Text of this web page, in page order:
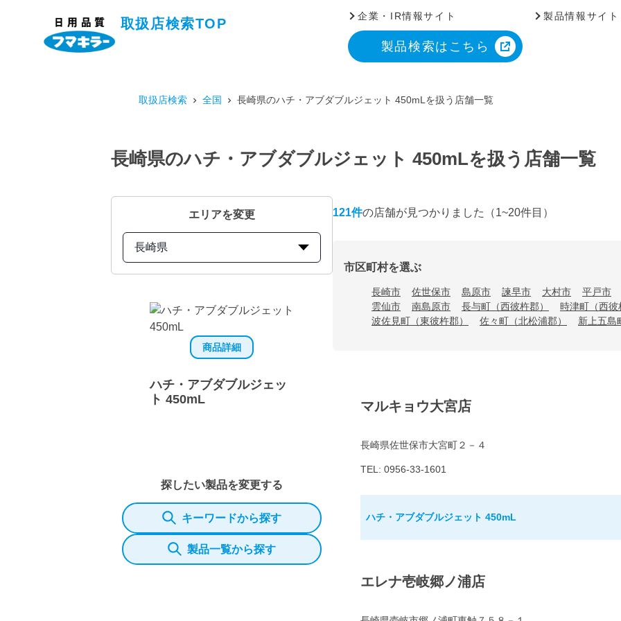
取扱店検索TOP
企業・IR情報サイト 製品情報サイト
製品検索はこちら
取扱店検索 全国 長崎県のハチ・アブダブルジェット 450mLを扱う店舗一覧
長崎県のハチ・アブダブルジェット 450mLを扱う店舗一覧
エリアを変更
長崎県
商品詳細
ハチ・アブダブルジェッ
ト 450mL
探したい製品を変更する
キーワードから探す
製品一覧から探す
121件の店舗が見つかりました （1~20件目）
市区町村を選ぶ
長崎市 佐世保市 島原市 諫早市 大村市 平戸市
雲仙市
南島原市 長与町（西彼杵郡） 時津町（西彼
波佐見町（東彼杵郡）
佐々町（北松浦郡） 新上五島
マルキョウ大宮店
長崎県佐世保市大宮町２－４
TEL: 0956-33-1601
ハチ・アブダブルジェット 450mL
エレナ壱岐郷ノ浦店